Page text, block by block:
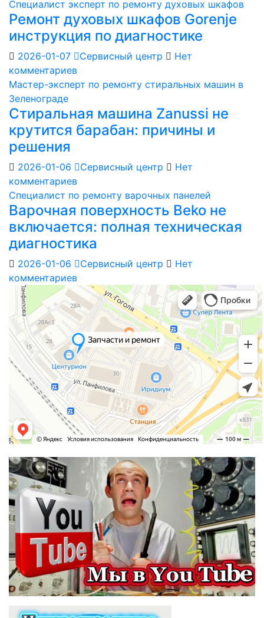
Специалист эксперт по ремонту духовых шкафов
Ремонт духовых шкафов Gorenje
инструкция по диагностике
2026-01-07 Сервисный центр
Нет
комментариев
Мастер-эксперт по ремонту стиральных машин в
Зеленограде
Стиральная машина Zanussi не
крутится барабан: причины и
решения
2026-01-06 Сервисный центр
Нет
комментариев
Специалист по ремонту варочных панелей
Варочная поверхность Beko не
включается: полная техническая
диагностика
2026-01-06 Сервисный центр
Нет
комментариев